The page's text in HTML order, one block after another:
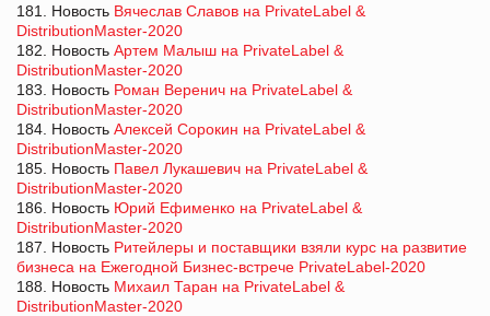
181. Новость Вячеслав Славов на PrivateLabel &
DistributionMaster-2020
182. Новость Артем Малыш на PrivateLabel &
DistributionMaster-2020
183. Новость Роман Веренич на PrivateLabel &
DistributionMaster-2020
184. Новость Алексей Сорокин на PrivateLabel &
DistributionMaster-2020
185. Новость Павел Лукашевич на PrivateLabel &
DistributionMaster-2020
186. Новость Юрий Ефименко на PrivateLabel &
DistributionMaster-2020
187. Новость Ритейлеры и поставщики взяли курс на развитие
бизнеса на Ежегодной Бизнес-встрече PrivateLabel-2020
188. Новость Михаил Таран на PrivateLabel &
DistributionMaster-2020